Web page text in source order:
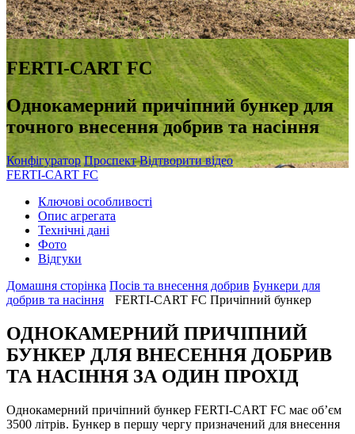
FERTI-CART FC
Однокамерний причіпний бункер для
точного внесення добрив та насіння
Конфігуратор Проспект Відтворити відео
FERTI-CART FC
Ключові особливості
Oпис агрегата
Технічні дані
Фото
Відгуки
Домашня сторінка Посів та внесення добрив Бункери для
добрив та насіння
FERTI-CART FC Причіпний бункер
ОДНОКАМЕРНИЙ ПРИЧІПНИЙ
БУНКЕР ДЛЯ ВНЕСЕННЯ ДОБРИВ
ТА НАСІННЯ ЗА ОДИН ПРОХІД
Однокамерний причіпний бункер FERTI-CART FC має об’єм
3500 літрів. Бункер в першу чергу призначений для внесення